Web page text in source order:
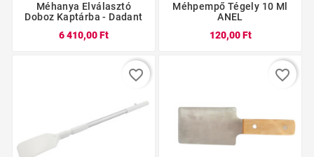
Méhanya Elválasztó
Doboz Kaptárba - Dadant
6 410,00 Ft
Méhpempő Tégely 10 Ml
ANEL
120,00 Ft
favorite_border favorite_border